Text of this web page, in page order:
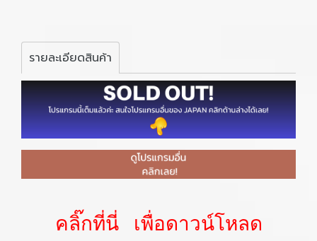
รายละเอียดสินค้า
คลิ๊กที่นี่ เพื่อดาวน์โหลด